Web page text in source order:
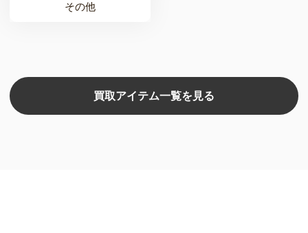
その他
買取アイテム一覧を見る